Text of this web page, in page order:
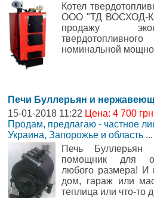
Котел
ООО "ТД ВОСХОД-
продажу
номинальной
Печи Буллерьян и
15-01-2018 11:22 Цена: 4 700
Продам, предлагаю - частное
Украина, Запорожье и область ...
Печь
помощник для
любого размера! И
дом, гараж или
теплица или что-то